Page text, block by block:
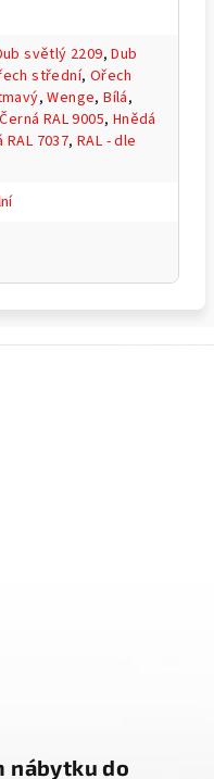
světlý 2209,Dub
střední, Ořech
,Wenge,Bílá,
Černá RAL 9005, Hnědá
RAL 7037,RAL - dle
nábytku do